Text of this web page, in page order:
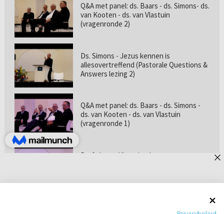
Q&A met panel: ds. Baars - ds. Simons- ds.
van Kooten - ds. van Vlastuin
(vragenronde 2)
Ds. Simons - Jezus kennen is
allesovertreffend (Pastorale Questions &
Answers lezing 2)
Q&A met panel: ds. Baars - ds. Simons -
ds. van Kooten - ds. van Vlastuin
(vragenronde 1)
Prof. dr. van Vlastuin - Is